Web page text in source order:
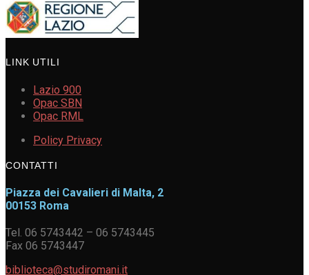
LINK UTILI
Lazio 900
Opac SBN
Opac RML
Policy Privacy
CONTATTI
Piazza dei Cavalieri di Malta, 2
00153 Roma
Tel. 06 5743442 – 06 5743445
Fax 06 5743447
biblioteca@studiromani.it